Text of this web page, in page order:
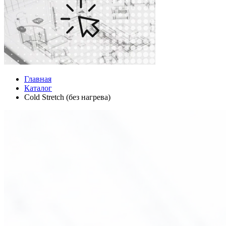
Главная
Каталог
Cold Stretch (без нагрева)